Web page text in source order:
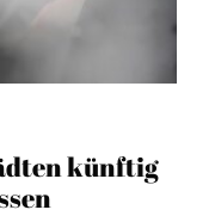
künftig